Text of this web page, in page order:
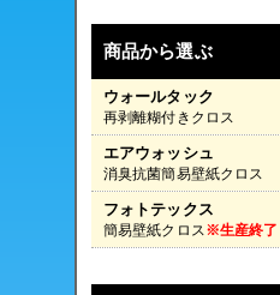
商品から選ぶ
ウォールタック
再剥離糊付きクロス
エアウォッシュ
消臭抗菌簡易壁紙クロス
フォトテックス
簡易壁紙クロス※生産終了